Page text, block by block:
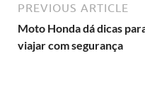
PREVIOUS ARTICLE
Moto Honda dá dicas
viajar com segurança